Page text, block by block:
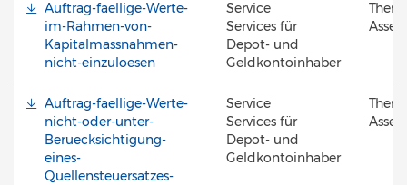
Auftrag-faellige-Werte-
im-Rahmen-von-
Kapitalmassnahmen-
nicht-einzuloesen
Service
Services für
Depot- und
Geldkontoinhaber
Asset
Auftrag-faellige-Werte-
nicht-oder-unter-
Beruecksichtigung-
eines-
Quellensteuersatzes-
Service
Services für
Depot- und
Geldkontoinhaber
Asset